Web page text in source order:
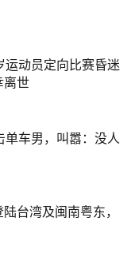
运动员定向比赛昏迷
离世
单车男，叫嚣：没人
台湾及闽南粤东，